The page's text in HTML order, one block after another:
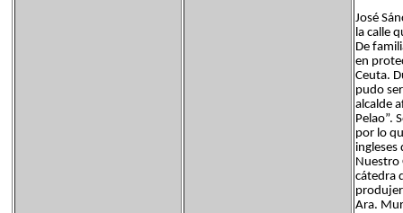
José
la calle
De
en
Ceuta.
pudo
alcalde
Pelao”.
por lo
ingleses
Nuestro
cátedra
Ara.